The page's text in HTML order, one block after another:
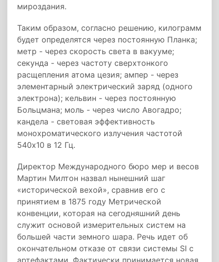
мироздания.
Таким образом, согласно решению, килограмм
будет определятся через постоянную Планка;
метр - через скорость света в вакууме;
секунда - через частоту сверхтонкого
расщепления атома цезия; ампер - через
элементарный электрический заряд (одного
электрона); кельвин - через постоянную
Больцмана; моль - через число Авогадро;
кандела - световая эффективность
монохроматического излучения частотой
540х10 в 12 Гц.
Директор Международного бюро мер и весов
Мартин Милтон назвал нынешний шаг
«исторической вехой», сравнив его с
принятием в 1875 году Метрической
конвенции, которая на сегодняшний день
служит основой измерительных систем на
большей части земного шара. Речь идет об
окончательном отказе от связи системы SI с
артефактами. Фактически принимается новая